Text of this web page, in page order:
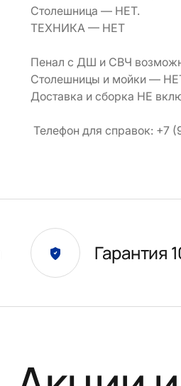
Столешница — НЕТ.
ТЕХНИКА — НЕТ
Пенал с ДШ и СВЧ
Столешницы и мойки —
Доставка и сборка НЕ
Телефон для справок: +7
Гарантия